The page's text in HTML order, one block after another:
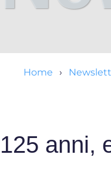
Home
125 anni,